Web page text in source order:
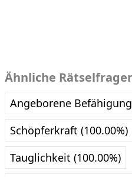
Ähnliche
Angeborene Befähigung
Schöpferkraft (100.00%)
Tauglichkeit (100.00%)